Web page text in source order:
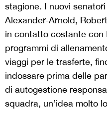
stagione. I nuovi senatori
Alexander-Arnold,
in contatto costante con
programmi di
viaggi per le trasferte,
indossare prima delle
di autogestione
squadra, un’idea molto